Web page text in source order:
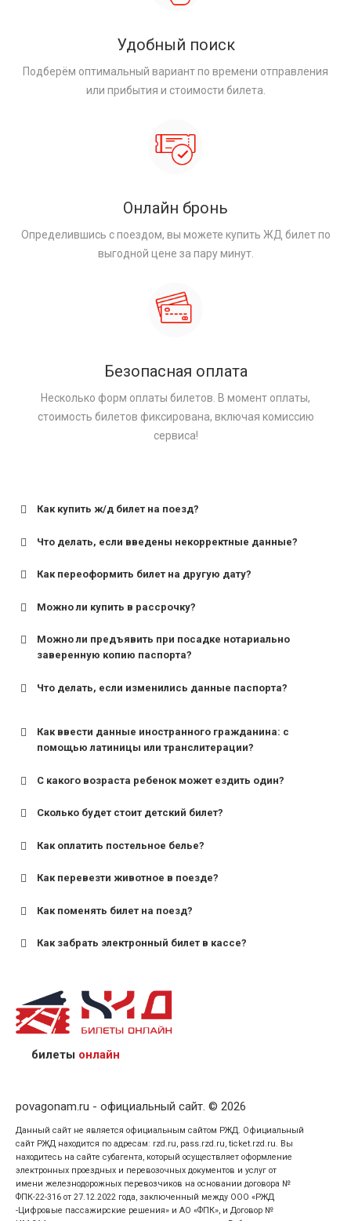
Удобный поиск
Подберём оптимальный вариант по времени отправления
или прибытия и стоимости билета.
Онлайн бронь
Определившись с поездом, вы можете купить ЖД билет по
выгодной цене за пару минут.
Безопасная оплата
Несколько форм оплаты билетов. В момент оплаты,
стоимость билетов фиксирована, включая комиссию
сервиса!
Как купить ж/д билет на поезд?
Что делать, если введены некорректные данные?
Как переоформить билет на другую дату?
Можно ли купить в рассрочку?
Можно ли предъявить при посадке нотариально
заверенную копию паспорта?
Что делать, если изменились данные паспорта?
Как ввести данные иностранного гражданина: с
помощью латиницы или транслитерации?
С какого возраста ребенок может ездить один?
для поездов дальнего следования — от 10 лет и
для пригородных поездов — от 7 лет.
Сколько будет стоит детский билет?
Как оплатить постельное белье?
Как перевезти животное в поезде?
Как поменять билет на поезд?
Как забрать электронный билет в кассе?
назвав кассиру 14-значный номер заказа;
предъявив удостоверение личности пассажира, на
кого оформлен билет.
билеты онлайн
povagonam.ru - официальный сайт. © 2026
Данный сайт не является официальным сайтом РЖД. Официальный
сайт РЖД находится по адресам: rzd.ru, pass.rzd.ru, ticket.rzd.ru. Вы
находитесь на сайте субагента, который осуществляет оформление
электронных проездных и перевозочных документов и услуг от
имени железнодорожных перевозчиков на основании договора №
ФПК-22-316 от 27.12.2022 года, заключенный между ООО «РЖД
-Цифровые пассажирские решения» и АО «ФПК», и Договор №